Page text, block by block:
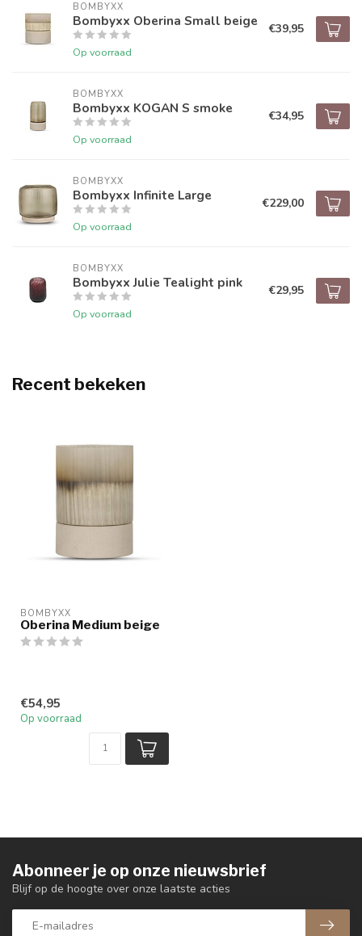
BOMBYXX
Bombyxx Oberina Small beige
Op voorraad
€39,95
BOMBYXX
Bombyxx KOGAN S smoke
Op voorraad
€34,95
BOMBYXX
Bombyxx Infinite Large
Op voorraad
€229,00
BOMBYXX
Bombyxx Julie Tealight pink
Op voorraad
€29,95
Recent bekeken
BOMBYXX
Oberina Medium beige
€54,95
Op voorraad
Abonneer je op onze nieuwsbrief
Blijf op de hoogte over onze laatste acties